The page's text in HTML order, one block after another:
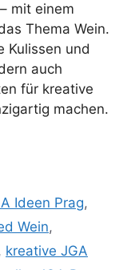
mit einem
Thema Wein.
Kulissen und
auch
für kreative
machen.
Ideen Prag,
Wein,
kreative JGA